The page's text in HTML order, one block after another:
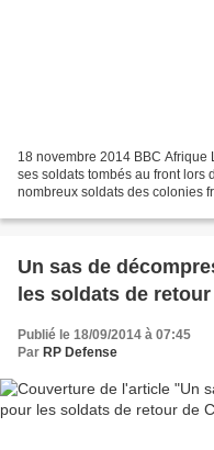
18 novembre 2014 BBC
ses soldats tombés au front lors
nombreux soldats des colonies
Un sas de
les soldats de
Publié le 18/09/2014 à 07:45
Par RP Defense